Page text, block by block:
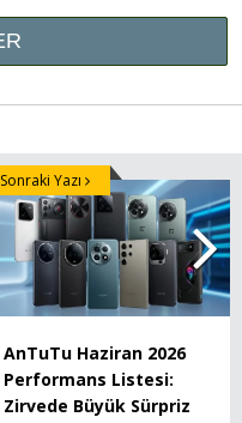
AnTuTu Haziran 2026
Performans Listesi:
Zirvede Büyük Sürpriz
Sonraki Yazı